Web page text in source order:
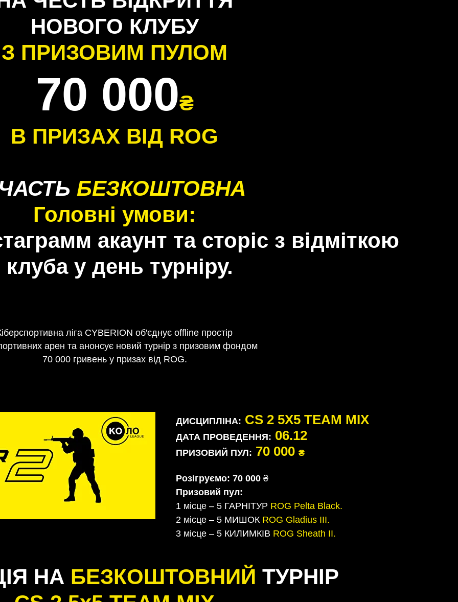
НОВОГО КЛУБУ
З ПРИЗОВИМ ПУЛОМ
70 000₴
В ПРИЗАХ ВІД ROG
БЕЗКОШТОВНА
Головні умови:
акаунт та сторіс з відміткою
клуба у день турніру.
ліга CYBERION об'єднує оffline простір
арен та анонсує новий турнір з призовим фондом
70 000 гривень у призах від ROG.
ДИСЦИПЛІНА: CS 2 5X5 TEAM MIX
ДАТА ПРОВЕДЕННЯ: 06.12
ПРИЗОВИЙ ПУЛ: 70 000 ₴
Розігруємо: 70 000 ₴
Призовий пул:
1 місце – 5 ГАРНІТУР ROG Pelta Black.
2 місце – 5 МИШОК ROG Gladius III.
3 місце – 5 КИЛИМКІВ ROG Sheath II.
НА БЕЗКОШТОВНИЙ ТУРНІР